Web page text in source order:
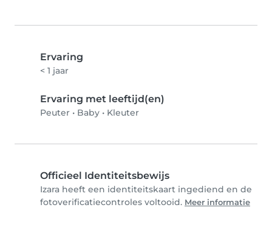
Ervaring
< 1 jaar
Ervaring met leeftijd(en)
Peuter • Baby • Kleuter
Officieel Identiteitsbewijs
Izara heeft een identiteitskaart ingediend en de
fotoverificatiecontroles voltooid. Meer informatie